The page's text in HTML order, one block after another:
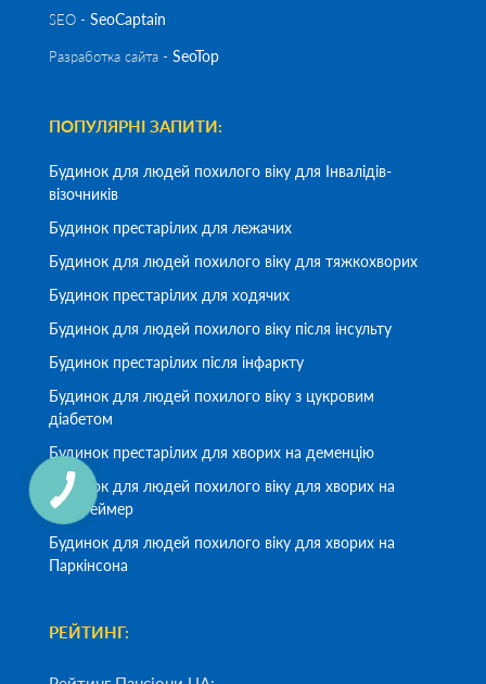
SEO - SeoСaptain
Разработка сайта - SeoTop
ПОПУЛЯРНІ ЗАПИТИ:
Будинок для людей похилого віку для Інвалідів-
візочників
Будинок престарілих для лежачих
Будинок для людей похилого віку для тяжкохворих
Будинок престарілих для ходячих
Будинок для людей похилого віку після інсульту
Будинок престарілих після інфаркту
Будинок для людей похилого віку з цукровим
діабетом
Будинок престарілих для хворих на деменцію
Будинок для людей похилого віку для хворих на
Альцгеймер
Будинок для людей похилого віку для хворих на
Паркінсона
РЕЙТИНГ: